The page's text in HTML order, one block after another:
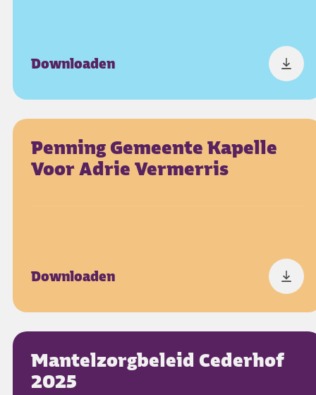
Downloaden
Penning Gemeente Kapelle
Voor Adrie Vermerris
Downloaden
Mantelzorgbeleid Cederhof
2025